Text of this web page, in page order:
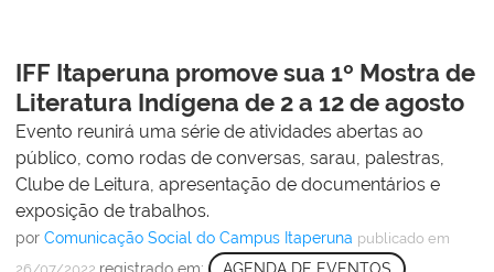
IFF Itaperuna promove sua 1º Mostra de
Literatura Indígena de 2 a 12 de agosto
Evento reunirá uma série de atividades abertas ao
público, como rodas de conversas, sarau, palestras,
Clube de Leitura, apresentação de documentários e
exposição de trabalhos.
por Comunicação Social do Campus Itaperuna publicado em